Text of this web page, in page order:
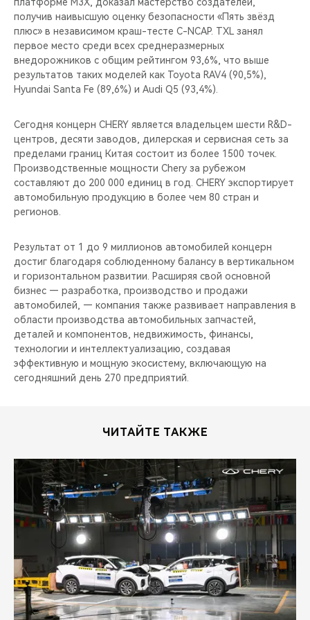
получив наивысшую оценку безопасности «Пять звёзд
плюс» в независимом краш-тесте C-NCAP. TXL занял
первое место среди всех среднеразмерных
внедорожников с общим рейтингом 93,6%, что выше
результатов таких моделей как Toyota RAV4 (90,5%),
Hyundai Santa Fe (89,6%) и Audi Q5 (93,4%).
Сегодня концерн CHERY является владельцем шести R&D-
центров, десяти заводов, дилерская и сервисная сеть за
пределами границ Китая состоит из более 1500 точек.
Производственные мощности Chery за рубежом
составляют до 200 000 единиц в год. CHERY экспортирует
автомобильную продукцию в более чем 80 стран и
регионов.
Результат от 1 до 9 миллионов автомобилей концерн
достиг благодаря соблюденному балансу в вертикальном
и горизонтальном развитии. Расширяя свой основной
бизнес — разработка, производство и продажи
автомобилей, — компания также развивает направления в
области производства автомобильных запчастей,
деталей и компонентов, недвижимость, финансы,
технологии и интеллектуализацию, создавая
эффективную и мощную экосистему, включающую на
сегодняшний день 270 предприятий.
ЧИТАЙТЕ ТАКЖЕ